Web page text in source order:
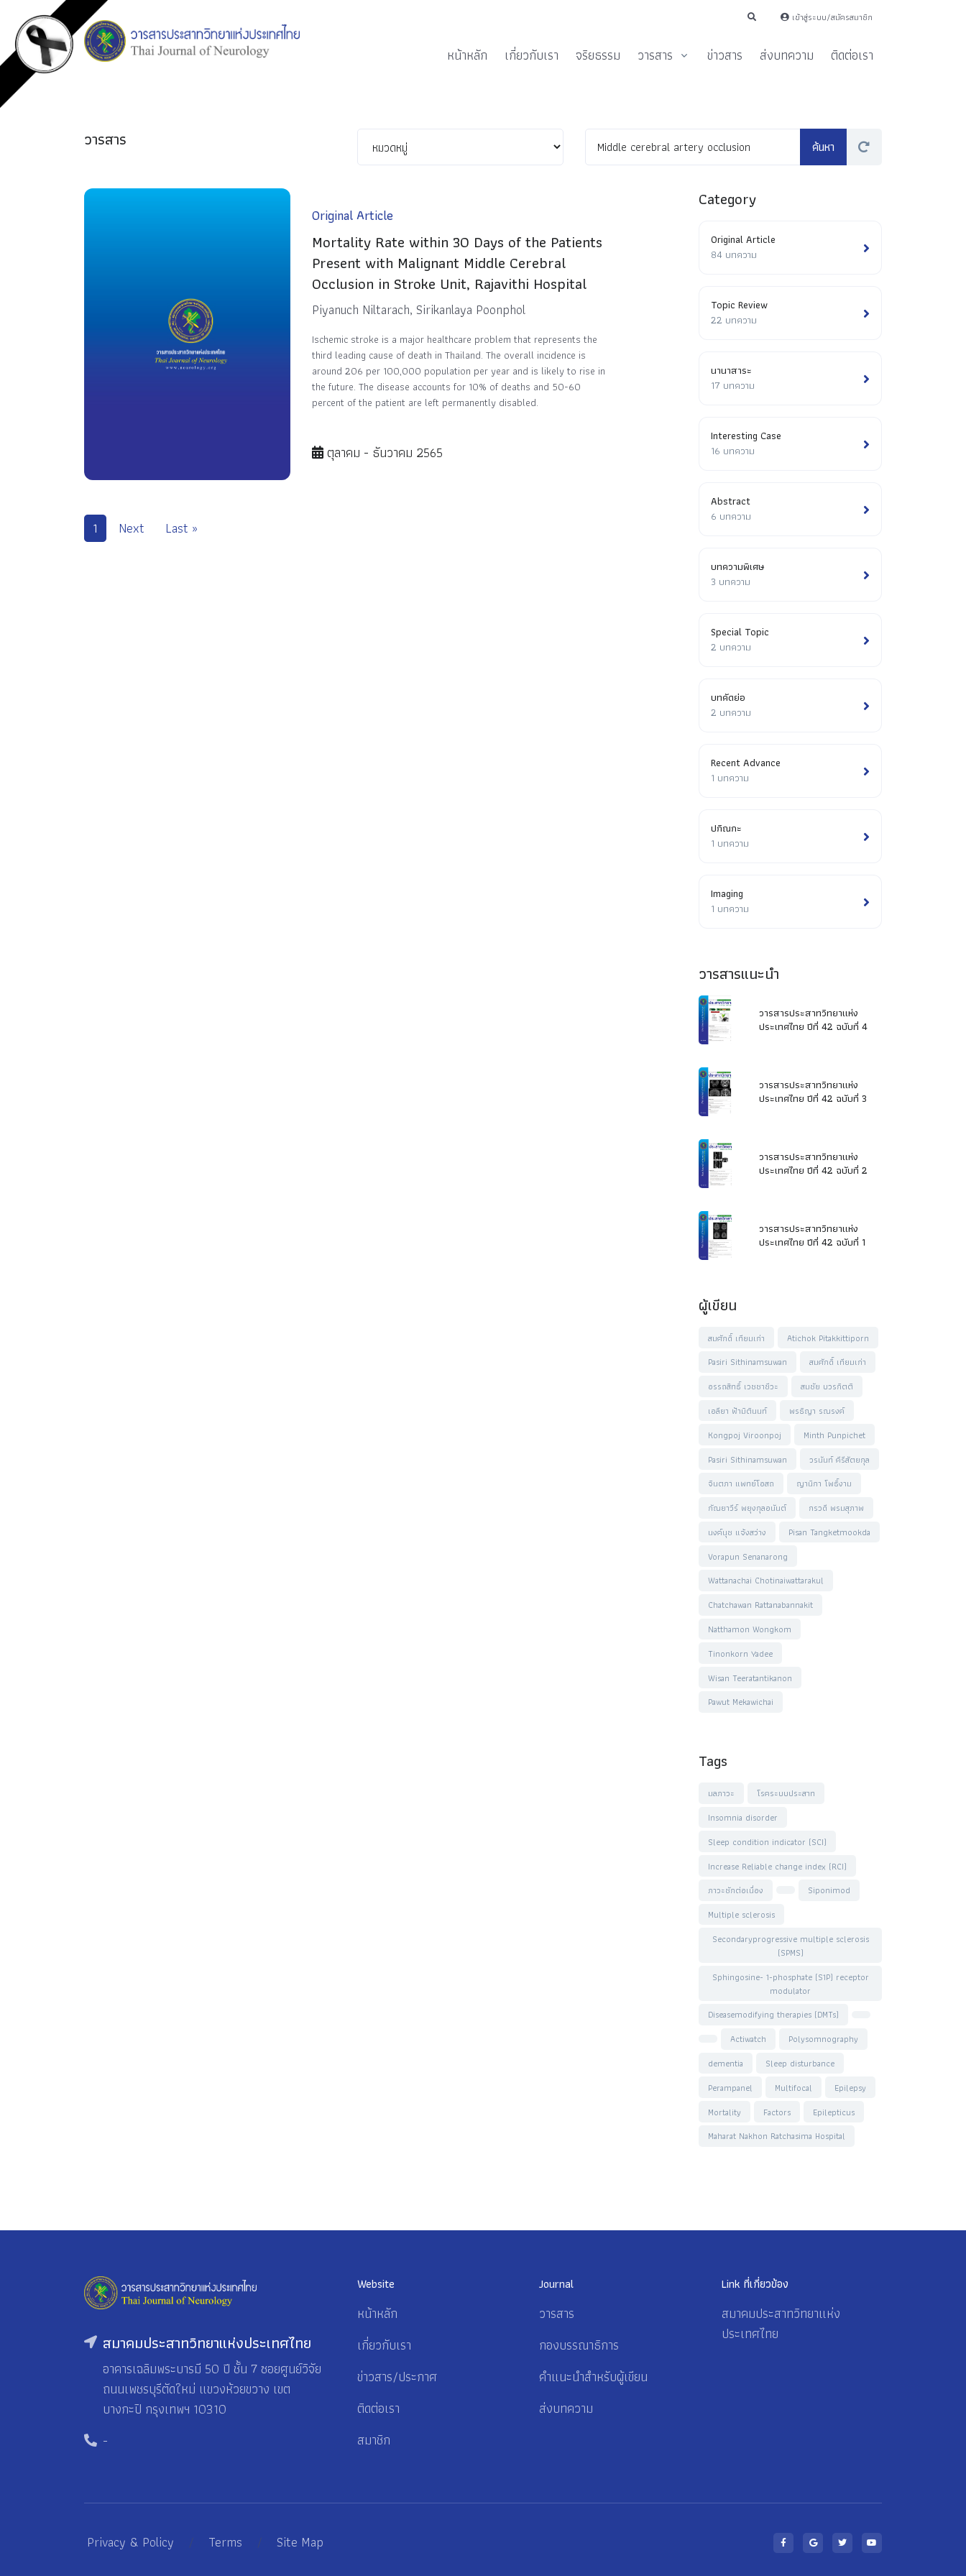
เข้าสู่ระบบ/สมัครสมาชิก
หน้าหลัก เกี่ยวกับเรา จริยธรรม วารสาร ข่าวสาร ส่งบทความ ติดต่อเรา
วารสาร
Original Article
Mortality Rate within 30 Days of the Patients
Present with Malignant Middle Cerebral
Occlusion in Stroke Unit, Rajavithi Hospital
Piyanuch Niltarach, Sirikanlaya Poonphol
Ischemic stroke is a major healthcare problem that represents the
third leading cause of death in Thailand. The overall incidence is
around 206 per 100,000 population per year and is likely to rise in
the future. The disease accounts for 10% of deaths and 50-60
percent of the patient are left permanently disabled.
ตุลาคม - ธันวาคม 2565
1 Next Last »
Category
Original Article
84 บทความ
Topic Review
22 บทความ
นานาสาระ
17 บทความ
Interesting Case
16 บทความ
Abstract
6 บทความ
บทความพิเศษ
3 บทความ
Special Topic
2 บทความ
บทคัดย่อ
2 บทความ
Recent Advance
1 บทความ
ปกิณกะ
1 บทความ
Imaging
1 บทความ
วารสารแนะนำ
วารสารประสาทวิทยาแห่ง
ประเทศไทย ปีที่ 42 ฉบับที่ 4
วารสารประสาทวิทยาแห่ง
ประเทศไทย ปีที่ 42 ฉบับที่ 3
วารสารประสาทวิทยาแห่ง
ประเทศไทย ปีที่ 42 ฉบับที่ 2
วารสารประสาทวิทยาแห่ง
ประเทศไทย ปีที่ 42 ฉบับที่ 1
ผู้เขียน
สมศักดิ์ เทียมเก่า
Atichok Pitakkittiporn
Pasiri Sithinamsuwan
สมศักดิ์ เทียมเก่า
อรรถสิทธิ์ เวชชาชีวะ
สมชัย บวรกิตติ
เอลียา ฟ้ามิตินนท์
พรธิญา รณรงค์
Kongpoj Viroonpoj
Minth Punpichet
Pasiri Sithinamsuwan
วรนันท์ คีรีสัตยกุล
จินตภา แพทย์โอสถ
ญานิกา โพธิ์งาม
กัณยาวีร์ พยุงกุลอนันต์
กรวดี พรมสุภาพ
นงค์นุช แจ้งสว่าง
Pisan Tangketmookda
Vorapun Senanarong
Wattanachai Chotinaiwattarakul
Chatchawan Rattanabannakit
Natthamon Wongkom
Tinonkorn Yadee
Wisan Teeratantikanon
Pawut Mekawichai
Tags
มลภาวะ
โรคระบบประสาท
Insomnia disorder
Sleep condition indicator (SCI)
Increase Reliable change index (RCI)
ภาวะชักต่อเนื่อง
Siponimod
Multiple sclerosis
Secondaryprogressive multiple sclerosis
(SPMS)
Sphingosine- 1-phosphate (S1P) receptor
modulator
Diseasemodifying therapies (DMTs)
Actiwatch
Polysomnography
dementia
Sleep disturbance
Perampanel
Multifocal
Epilepsy
Mortality
Factors
Epilepticus
Maharat Nakhon Ratchasima Hospital
สมาคมประสาทวิทยาแห่งประเทศไทย
อาคารเฉลิมพระบารมี 50 ปี ชั้น 7 ซอยศูนย์วิจัย
ถนนเพชรบุรีตัดใหม่ แขวงห้วยขวาง เขต
บางกะปิ กรุงเทพฯ 10310
-
Website
หน้าหลัก
เกี่ยวกับเรา
ข่าวสาร/ประกาศ
ติดต่อเรา
สมาชิก
Journal
วารสาร
กองบรรณาธิการ
คำแนะนำสำหรับผู้เขียน
ส่งบทความ
Link ที่เกี่ยวข้อง
สมาคมประสาทวิทยาแห่ง
ประเทศไทย
Privacy & Policy / Terms / Site Map